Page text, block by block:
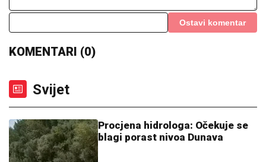
Ostavi komentar
KOMENTARI (0)
Svijet
Procjena hidrologa: Očekuje se
blagi porast nivoa Dunava